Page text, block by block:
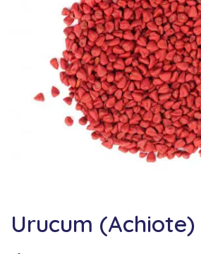
Urucum (Achiote)